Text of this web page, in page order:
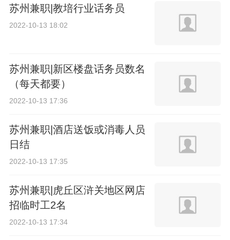
苏州兼职|教培行业话务员
2022-10-13 18:02
苏州兼职|新区楼盘话务员数名
（每天都要）
2022-10-13 17:36
苏州兼职|酒店送饭或消毒人员
日结
2022-10-13 17:35
苏州兼职|虎丘区浒关地区网店
招临时工2名
2022-10-13 17:34